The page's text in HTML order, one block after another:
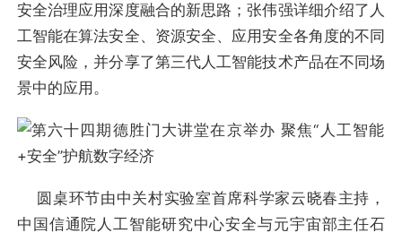
安全治理应用深度融合的新思路；张伟强详细介绍了人
工智能在算法安全、资源安全、应用安全各角度的不同
安全风险，并分享了第三代人工智能技术产品在不同场
景中的应用。
圆桌环节由中关村实验室首席科学家云晓春主持，
中国信通院人工智能研究中心安全与元宇宙部主任石